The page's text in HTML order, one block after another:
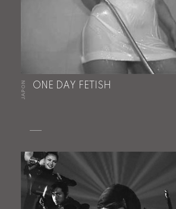
JAPON ONE DAY FETISH